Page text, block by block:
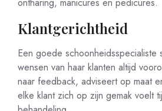
Klantgerichtheid
Een goede
wensen van haar klanten altijd
naar feedback, adviseert op maat
elke klant zich op zijn gemak voelt